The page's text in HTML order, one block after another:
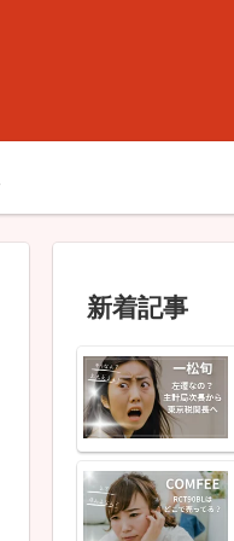
新着記事